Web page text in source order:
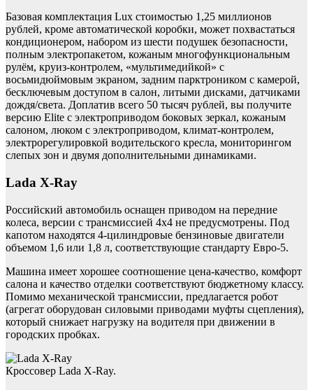
Базовая комплектация Lux стоимостью 1,25 миллионов
рублей, кроме автоматической коробки, может похвастаться
кондиционером, набором из шести подушек безопасности,
полным электропакетом, кожаным многофункциональным
рулём, круиз-контролем, «мультимедийкой» с
восьмидюймовым экраном, задним парктроником с камерой,
бесключевым доступом в салон, литыми дисками, датчиками
дождя/света. Доплатив всего 50 тысяч рублей, вы получите
версию Elite с электроприводом боковых зеркал, кожаным
салоном, люком с электроприводом, климат-контролем,
электрорегулировкой водительского кресла, мониторингом
слепых зон и двумя дополнительными динамиками.
Lada X-Ray
Российский автомобиль оснащен приводом на передние
колеса, версии с трансмиссией 4х4 не предусмотрены. Под
капотом находятся 4-цилиндровые бензиновые двигатели
объемом 1,6 или 1,8 л, соответствующие стандарту Евро-5.
Машина имеет хорошее соотношение цена-качество, комфорт
салона и качество отделки соответствуют бюджетному классу.
Помимо механической трансмиссии, предлагается робот
(агрегат оборудован силовыми приводами муфты сцепления),
который снижает нагрузку на водителя при движении в
городских пробках.
Кроссовер Lada X-Ray.